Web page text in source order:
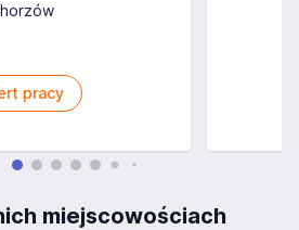
pracy
miejscowościach